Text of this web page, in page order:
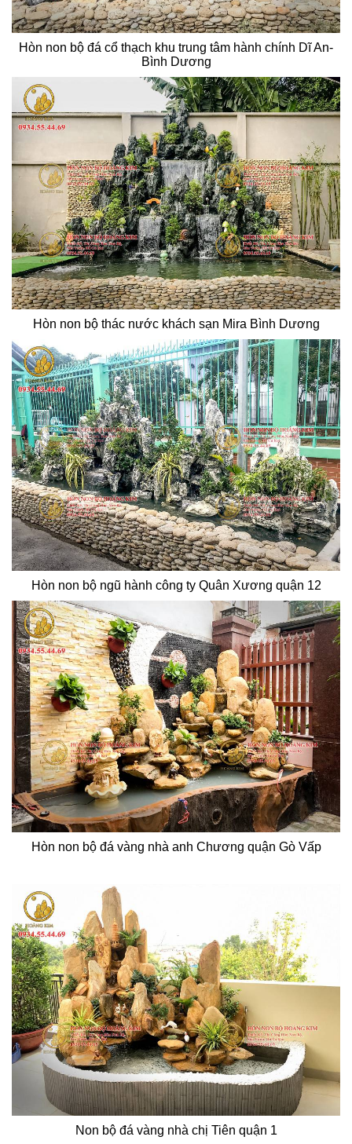
Hòn non bộ đá cổ thạch khu trung tâm hành chính Dĩ An-
Bình Dương
Hòn non bộ thác nước khách sạn Mira Bình Dương
Hòn non bộ ngũ hành công ty Quân Xương quận 12
Hòn non bộ đá vàng nhà anh Chương quận Gò Vấp
Non bộ đá vàng nhà chị Tiên quận 1